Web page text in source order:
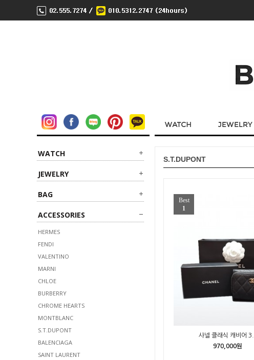
WATCH
JEWELRY
BAG
ACCESSORIES
HERMES
FENDI
VALENTINO
MARNI
CHLOE
BURBERRY
CHROME HEARTS
MONTBLANC
S.T.DUPONT
BALENCIAGA
SAINT LAURENT
S.T.DUPONT
Best
1
샤넬 클래식 캐비어 3..
970,000원